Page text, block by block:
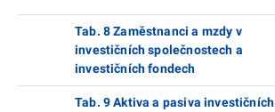
Tab. 8 Zaměstnanci a mzdy v
investičních společnostech a
investičních fondech
Tab. 9 Aktiva a pasiva investičních